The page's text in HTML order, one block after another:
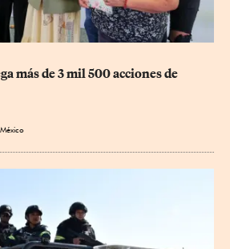
más de 3 mil 500 acciones de